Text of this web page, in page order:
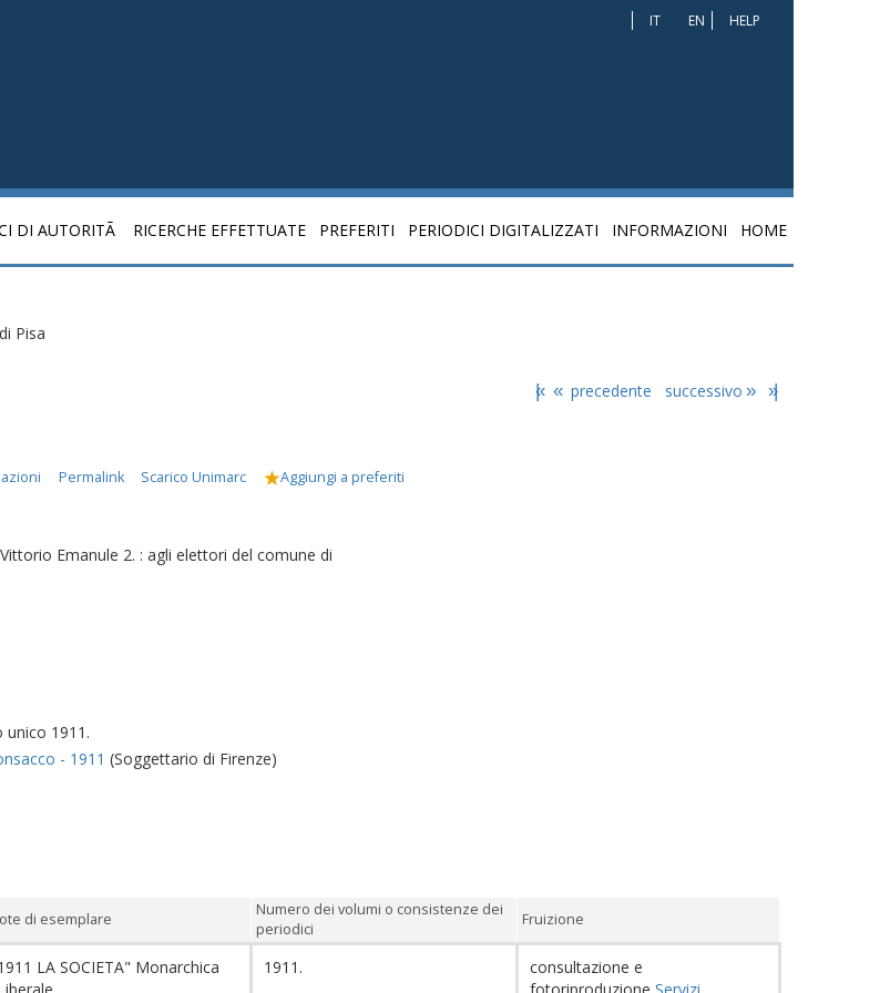
IT EN HELP
DI AUTORITÃ RICERCHE EFFETTUATE PREFERITI PERIODICI DIGITALIZZATI INFORMAZIONI HOME
Pisa
|« « precedente successivo » »|
Permalink Scarico Unimarc
Aggiungi a preferiti
Emanule 2. : agli elettori del comune di
unico 1911.
- 1911 (Soggettario di Firenze)
di esemplare
Numero dei volumi o consistenze dei
periodici
Fruizione
LA SOCIETA" Monarchica
1911.
consultazione e